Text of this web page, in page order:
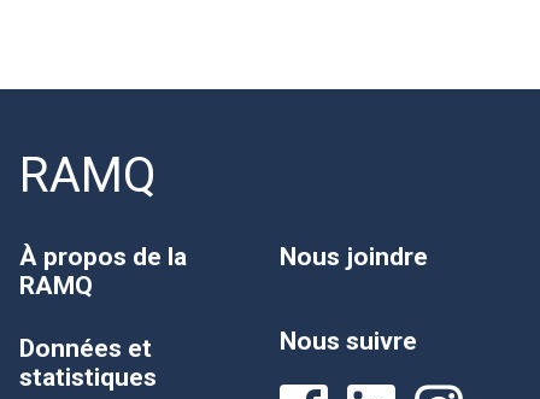
RAMQ
À propos de la
RAMQ
Données et
statistiques
Nous joindre
Nous suivre